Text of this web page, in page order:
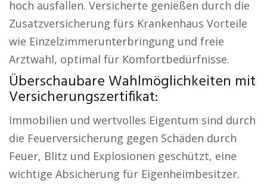
hoch ausfallen. Versicherte genießen durch die
Zusatzversicherung fürs Krankenhaus Vorteile
wie Einzelzimmerunterbringung und freie
Arztwahl, optimal für Komfortbedürfnisse.
Überschaubare Wahlmöglichkeiten mit
Versicherungszertifikat:
Immobilien und wertvolles Eigentum sind durch
die Feuerversicherung gegen Schäden durch
Feuer, Blitz und Explosionen geschützt, eine
wichtige Absicherung für Eigenheimbesitzer.